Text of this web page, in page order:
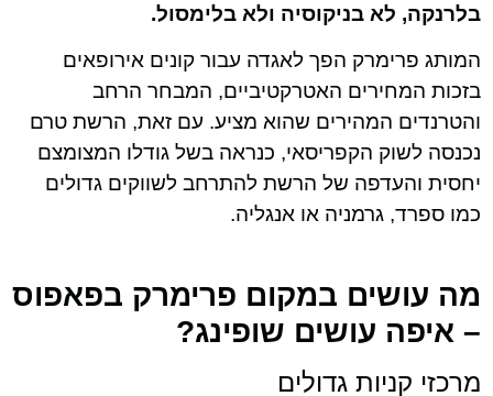
בלרנקה, לא בניקוסיה ולא בלימסול.
המותג פרימרק הפך לאגדה עבור קונים אירופאים
בזכות המחירים האטרקטיביים, המבחר הרחב
והטרנדים המהירים שהוא מציע. עם זאת, הרשת טרם
נכנסה לשוק הקפריסאי, כנראה בשל גודלו המצומצם
יחסית והעדפה של הרשת להתרחב לשווקים גדולים
כמו ספרד, גרמניה או אנגליה.
מה עושים במקום פרימרק בפאפוס
– איפה עושים שופינג?
מרכזי קניות גדולים